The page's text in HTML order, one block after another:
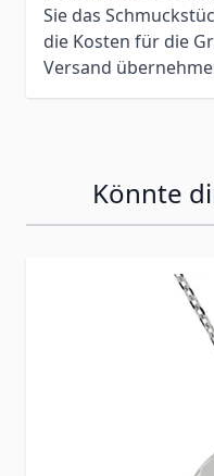
Sie das
die Kosten für die
Versand
Könnte